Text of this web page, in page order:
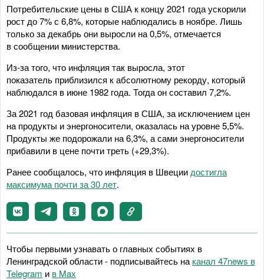
Потребительские цены в США к концу 2021 года ускорили
рост до 7% с 6,8%, которые наблюдались в ноябре. Лишь
только за декабрь они выросли на 0,5%, отмечается
в сообщении министерства.
Из-за того, что инфляция так выросла, этот
показатель приблизился к абсолютному рекорду, который
наблюдался в июне 1982 года. Тогда он составил 7,2%.
За 2021 год базовая инфляция в США, за исключением цен
на продукты и энергоносители, оказалась на уровне 5,5%.
Продукты же подорожали на 6,3%, а сами энергоносители
прибавили в цене почти треть (+29,3%).
Ранее сообщалось, что инфляция в Швеции достигла
максимума почти за 30 лет.
Чтобы первыми узнавать о главных событиях в
Ленинградской области - подписывайтесь на канал 47news в
Telegram и в Maх